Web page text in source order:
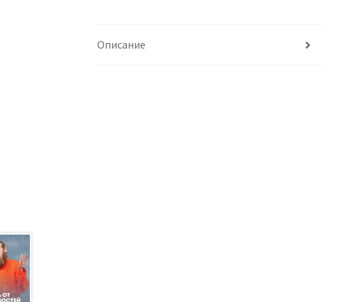
Описание